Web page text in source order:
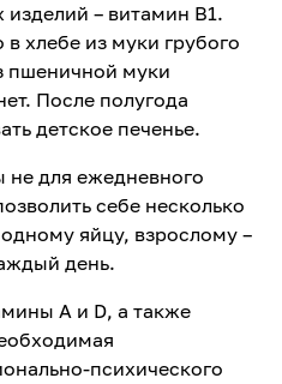
изделий – витамин В1.
хлебе из муки грубого
пшеничной муки
После полугода
детское печенье.
не для ежедневного
себе несколько
яйцу, взрослому –
день.
А и D, а также
психического